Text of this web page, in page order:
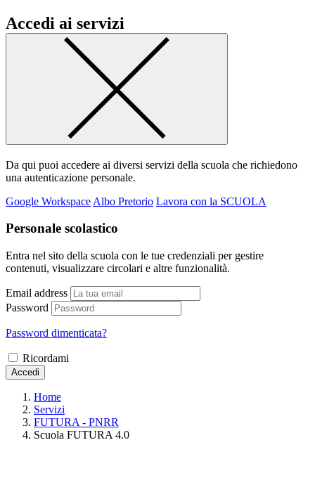
Accedi ai servizi
Da qui puoi accedere ai diversi servizi della scuola che richiedono
una autenticazione personale.
Google Workspace Albo Pretorio Lavora con la SCUOLA
Personale scolastico
Entra nel sito della scuola con le tue credenziali per gestire
contenuti, visualizzare circolari e altre funzionalità.
Email address
Password
Password dimenticata?
Ricordami
Accedi
Home
Servizi
FUTURA - PNRR
Scuola FUTURA 4.0